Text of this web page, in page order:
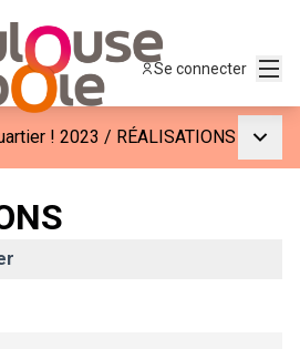
Se connecter
! 2023 / RÉALISATIONS